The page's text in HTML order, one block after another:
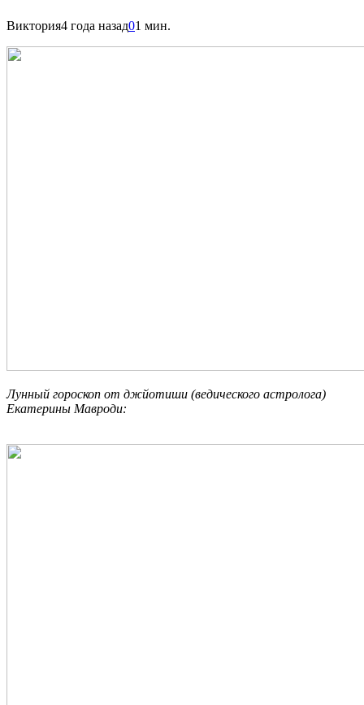
Виктория4 года назад01 мин.
Лунный гороскоп от джйотиши (ведического астролога)
Екатерины Мавроди: